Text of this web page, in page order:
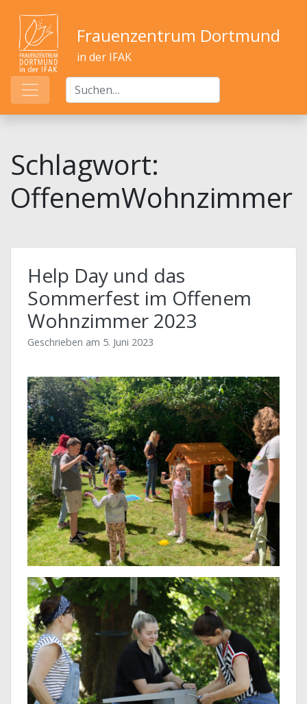
Frauenzentrum Dortmund
in der IFAK
Schlagwort:
OffenemWohnzimmer
Help Day und das
Sommerfest im Offenem
Wohnzimmer 2023
Geschrieben am 5. Juni 2023